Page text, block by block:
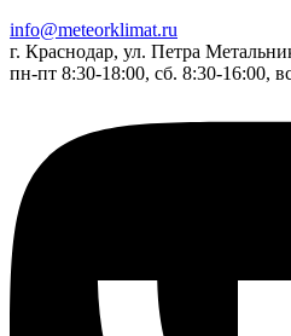
info@meteorklimat.ru
г. Краснодар, ул. Петра
пн-пт 8:30-18:00, сб. 8:30-16:00,